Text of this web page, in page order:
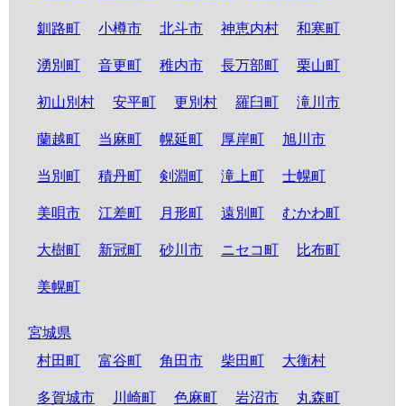
釧路町 小樽市 北斗市 神恵内村 和寒町
湧別町 音更町 稚内市 長万部町 栗山町
初山別村 安平町 更別村 羅臼町 滝川市
蘭越町 当麻町 幌延町 厚岸町 旭川市
当別町 積丹町 剣淵町 滝上町 士幌町
美唄市 江差町 月形町 遠別町 むかわ町
大樹町 新冠町 砂川市 ニセコ町 比布町
美幌町
宮城県
村田町
富谷町 角田市 柴田町 大衡村
多賀城市 川崎町 色麻町 岩沼市 丸森町